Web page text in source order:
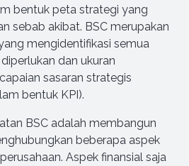
bentuk peta strategi yang
sebab akibat. BSC merupakan
mengidentifikasi semua
dan ukuran
sasaran strategis
bentuk KPI).
BSC adalah membangun
beberapa aspek
Aspek finansial saja